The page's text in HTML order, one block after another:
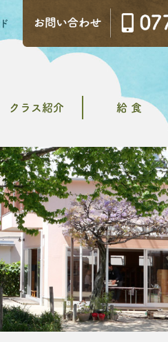
クラス紹介 給 食